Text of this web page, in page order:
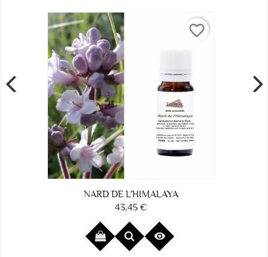
NARD DE L'HIMALAYA
Prix
43,45 €

favorite_border